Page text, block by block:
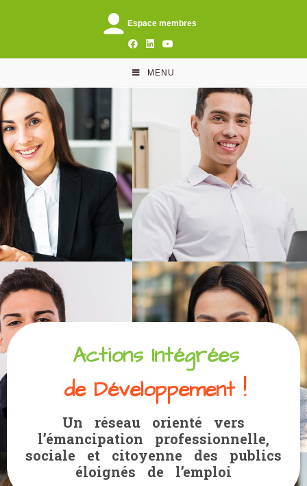
Espace membres
MENU
Actions Intégrées
de Développement !
Un réseau orienté vers
l’émancipation professionnelle,
sociale et citoyenne des publics
éloignés de l’emploi